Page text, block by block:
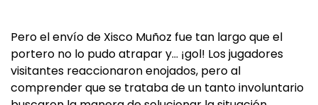
Pero el envío de Xisco Muñoz fue tan largo que el
portero no lo pudo atrapar y… ¡gol! Los jugadores
visitantes reaccionaron enojados, pero al
comprender que se trataba de un tanto involuntario